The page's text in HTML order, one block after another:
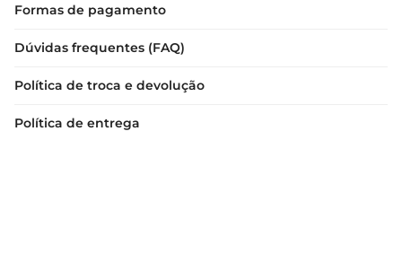
Formas de pagamento
Dúvidas frequentes (FAQ)
Política de troca e devolução
Política de entrega